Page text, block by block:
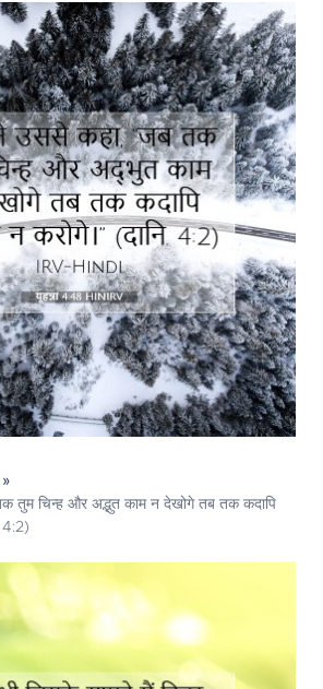
तुम चिन्ह और अद्भुत काम न देखोगे तब तक कदापि
4:2)